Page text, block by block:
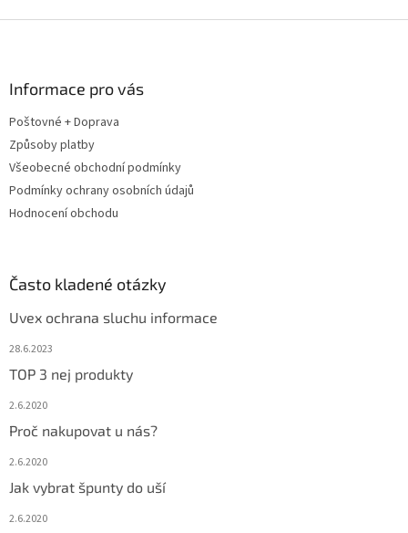
Informace pro vás
Poštovné + Doprava
Způsoby platby
Všeobecné obchodní podmínky
Podmínky ochrany osobních údajů
Hodnocení obchodu
Často kladené otázky
Uvex ochrana sluchu informace
28.6.2023
TOP 3 nej produkty
2.6.2020
Proč nakupovat u nás?
2.6.2020
Jak vybrat špunty do uší
2.6.2020